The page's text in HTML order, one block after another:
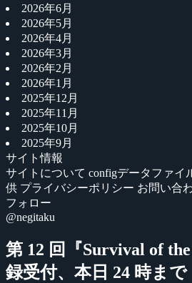
2026年6月
2026年5月
2026年4月
2026年3月
2026年2月
2026年1月
2025年12月
2025年11月
2025年10月
2025年9月
サイト情報
サイトについて configデータファイ
供 プライバシーポリシー お問い合
フォロー
@negitaku
第 12 回『Survival of
録受付、本日 24 時まで